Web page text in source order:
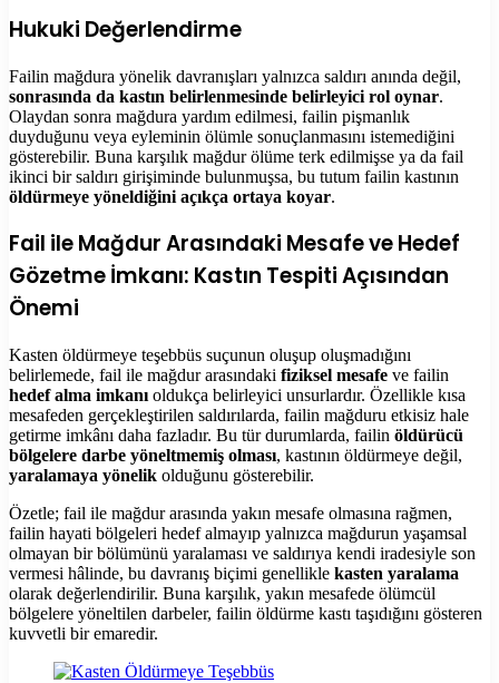
Hukuki Değerlendirme
Failin mağdura yönelik davranışları yalnızca saldırı anında değil,
sonrasında da kastın belirlenmesinde belirleyici rol oynar.
Olaydan sonra mağdura yardım edilmesi, failin pişmanlık
duyduğunu veya eyleminin ölümle sonuçlanmasını istemediğini
gösterebilir. Buna karşılık mağdur ölüme terk edilmişse ya da fail
ikinci bir saldırı girişiminde bulunmuşsa, bu tutum failin kastının
öldürmeye yöneldiğini açıkça ortaya koyar.
Fail ile Mağdur Arasındaki Mesafe ve Hedef
Gözetme İmkanı: Kastın Tespiti Açısından
Önemi
Kasten öldürmeye teşebbüs suçunun oluşup oluşmadığını
belirlemede, fail ile mağdur arasındaki fiziksel mesafe ve failin
hedef alma imkanı oldukça belirleyici unsurlardır. Özellikle kısa
mesafeden gerçekleştirilen saldırılarda, failin mağduru etkisiz hale
getirme imkânı daha fazladır. Bu tür durumlarda, failin öldürücü
bölgelere darbe yöneltmemiş olması, kastının öldürmeye değil,
yaralamaya yönelik olduğunu gösterebilir.
Özetle; fail ile mağdur arasında yakın mesafe olmasına rağmen,
failin hayati bölgeleri hedef almayıp yalnızca mağdurun yaşamsal
olmayan bir bölümünü yaralaması ve saldırıya kendi iradesiyle son
vermesi hâlinde, bu davranış biçimi genellikle kasten yaralama
olarak değerlendirilir. Buna karşılık, yakın mesafede ölümcül
bölgelere yöneltilen darbeler, failin öldürme kastı taşıdığını gösteren
kuvvetli bir emaredir.